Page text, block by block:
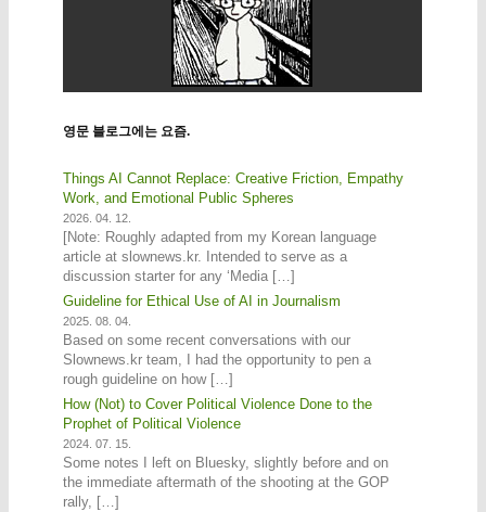
영문 블로그에는 요즘.
Things AI Cannot Replace: Creative Friction, Empathy
Work, and Emotional Public Spheres
2026. 04. 12.
[Note: Roughly adapted from my Korean language
article at slownews.kr. Intended to serve as a
discussion starter for any ‘Media […]
Guideline for Ethical Use of AI in Journalism
2025. 08. 04.
Based on some recent conversations with our
Slownews.kr team, I had the opportunity to pen a
rough guideline on how […]
How (Not) to Cover Political Violence Done to the
Prophet of Political Violence
2024. 07. 15.
Some notes I left on Bluesky, slightly before and on
the immediate aftermath of the shooting at the GOP
rally, […]